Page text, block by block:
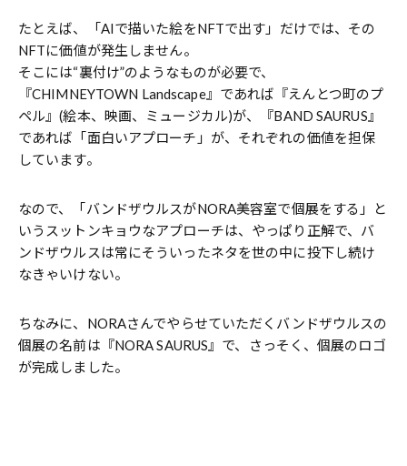
たとえば、「AIで描いた絵をNFTで出す」だけでは、その
NFTに価値が発生しません。
そこには“裏付け”のようなものが必要で、
『CHIMNEYTOWN Landscape』であれば『えんとつ町のプ
ペル』(絵本、映画、ミュージカル)が、『BAND SAURUS』
であれば「面白いアプローチ」が、それぞれの価値を担保
しています。
なので、「バンドザウルスがNORA美容室で個展をする」と
いうスットンキョウなアプローチは、やっぱり正解で、バ
ンドザウルスは常にそういったネタを世の中に投下し続け
なきゃいけない。
ちなみに、NORAさんでやらせていただくバンドザウルスの
個展の名前は『NORA SAURUS』で、さっそく、個展のロゴ
が完成しました。